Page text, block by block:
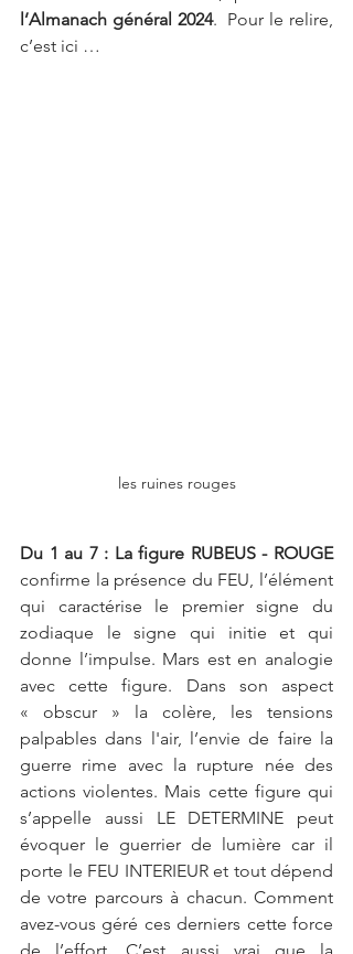
l’Almanach général 2024.  Pour le relire,
c’est ici …
les ruines rouges
Du 1 au 7 : La figure RUBEUS - ROUGE
confirme la présence du FEU, l’élément
qui caractérise le premier signe du
zodiaque le signe qui initie et qui
donne l’impulse. Mars est en analogie
avec cette figure. Dans son aspect
« obscur » la colère, les tensions
palpables dans l'air, l’envie de faire la
guerre rime avec la rupture née des
actions violentes. Mais cette figure qui
s’appelle aussi LE DETERMINE peut
évoquer le guerrier de lumière car il
porte le FEU INTERIEUR et tout dépend
de votre parcours à chacun. Comment
avez-vous géré ces derniers cette force